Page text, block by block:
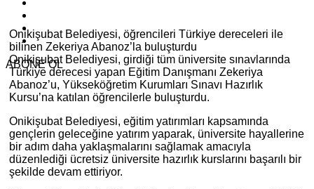
ABONE OL
Onikişubat Belediyesi, öğrencileri Türkiye dereceleri ile
bilinen Zekeriya Abanoz’la buluşturdu
Onikişubat Belediyesi, girdiği tüm üniversite sınavlarında
Türkiye derecesi yapan Eğitim Danışmanı Zekeriya
Abanoz’u, Yükseköğretim Kurumları Sınavı Hazırlık
Kursu’na katılan öğrencilerle buluşturdu.
Onikişubat Belediyesi, eğitim yatırımları kapsamında
gençlerin geleceğine yatırım yaparak, üniversite hayallerine
bir adım daha yaklaşmalarını sağlamak amacıyla
düzenlediği ücretsiz üniversite hazırlık kurslarını başarılı bir
şekilde devam ettiriyor.